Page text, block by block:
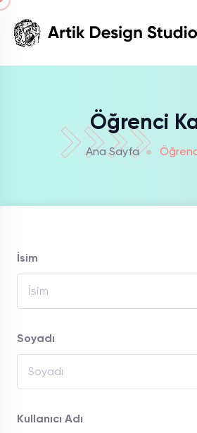
Öğrenci
Ana Sayfa
İsim
Soyadı
Kullanıcı Adı